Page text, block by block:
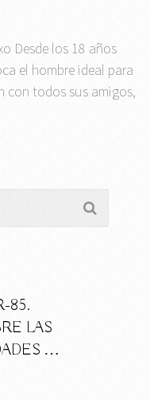
Desde los 18 años
el hombre ideal para
con todos sus amigos,
85.
LAS
…